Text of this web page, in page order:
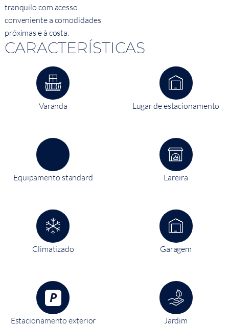
tranquilo com acesso
conveniente a comodidades
próximas e à costa.
CARACTERÍSTICAS
Varanda Lugar de estacionamento
Equipamento standard Lareira
Climatizado Garagem
Estacionamento exterior Jardim